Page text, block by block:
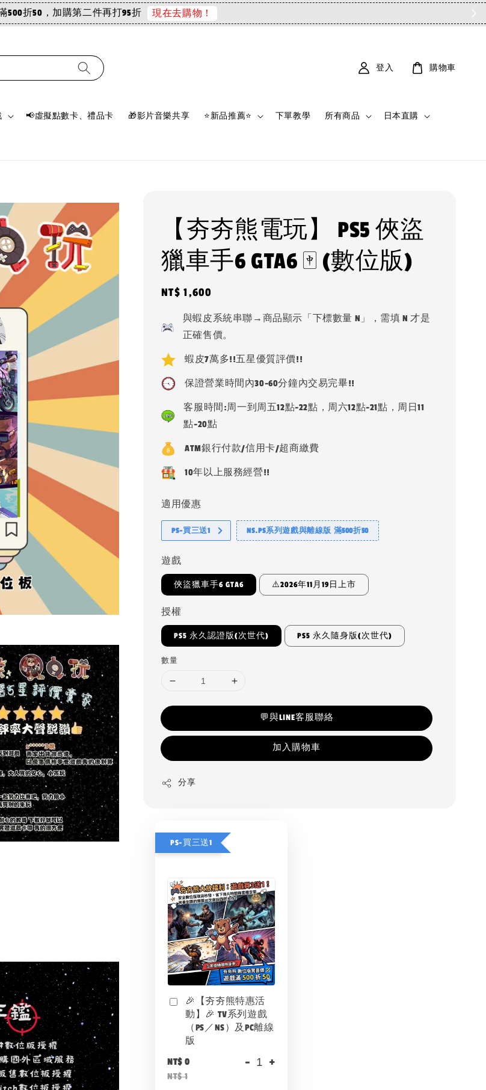
500折50，加購第二件再打95折 現在去購物！
📢虛擬點數卡、禮品卡 🎁影片音樂共享 ⭐新品推薦⭐ 下單教學 所有商品 日本直購
登入 購物車
【夯夯熊電玩】 PS5 俠盜
獵車手6 GTA6 🀄 (數位版)
Regular
price
NT$ 1,600
與蝦皮系統串聯→商品顯示「下標數量 N」，需填 N 才是
正確售價。
蝦皮7萬多!!五星優質評價!!
保證營業時間內30-60分鐘內交易完畢!!
客服時間:周一到周五12點-22點，周六12點-21點，周日11
點-20點
ATM銀行付款/信用卡/超商繳費
10年以上服務經營!!
適用優惠
PS-買三送1 NS.PS系列遊戲與離線版 滿500折50
遊戲
俠盜獵車手6 GTA6 ⚠️2026年11月19日上市
授權
PS5 永久認證版(次世代) PS5 永久隨身版(次世代)
數量
💬與LINE客服聯絡
加入購物車
分享
PS-買三送1
🎉【夯夯熊特惠活
動】🎉 TV系列遊戲
（PS／NS）及PC離線
版
NT$ 0
NT$ 1
- +